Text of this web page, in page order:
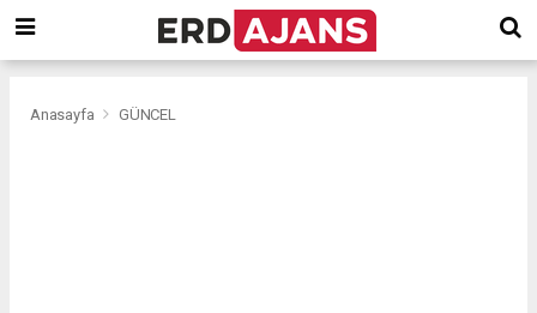
Anasayfa GÜNCEL